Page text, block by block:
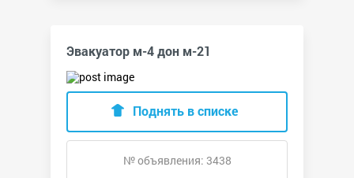
Эвакуатор м-4 дон м-21
Поднять в списке
№ объявления: 3438